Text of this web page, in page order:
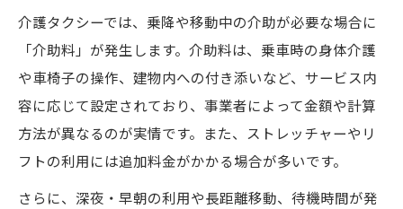
介護タクシーでは、乗降や移動中の介助が必要な場合に
「介助料」が発生します。介助料は、乗車時の身体介護
や車椅子の操作、建物内への付き添いなど、サービス内
容に応じて設定されており、事業者によって金額や計算
方法が異なるのが実情です。また、ストレッチャーやリ
フトの利用には追加料金がかかる場合が多いです。
さらに、深夜・早朝の利用や長距離移動、待機時間が発